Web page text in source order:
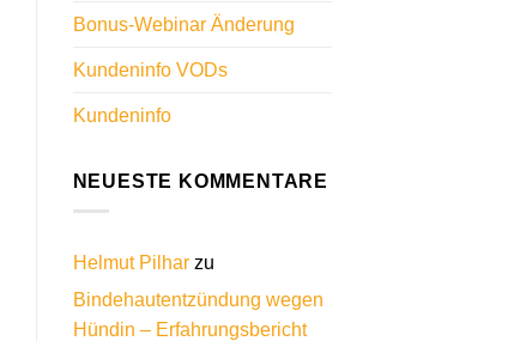
Bonus-Webinar Änderung
Kundeninfo VODs
Kundeninfo
NEUESTE KOMMENTARE
Helmut Pilharzu
Bindehautentzündung wegen
Hündin – Erfahrungsbericht